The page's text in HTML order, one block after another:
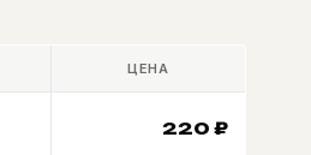
ЦЕНА
220 ₽